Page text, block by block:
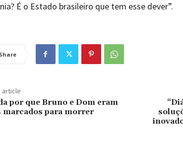
É o Estado brasileiro que tem esse dever”.
Share
article
por que Bruno e Dom eram
marcados para morrer